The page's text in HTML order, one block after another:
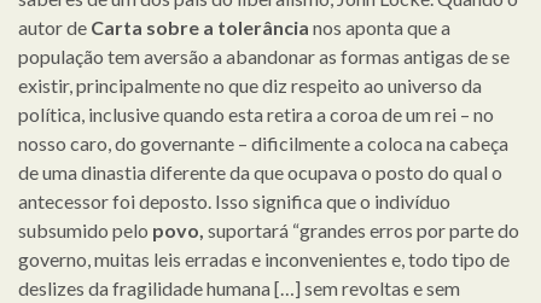
autor de Carta sobre a tolerância nos aponta que a
população tem aversão a abandonar as formas antigas de se
existir, principalmente no que diz respeito ao universo da
política, inclusive quando esta retira a coroa de um rei – no
nosso caro, do governante – dificilmente a coloca na cabeça
de uma dinastia diferente da que ocupava o posto do qual o
antecessor foi deposto. Isso significa que o indivíduo
subsumido pelo povo, suportará “grandes erros por parte do
governo, muitas leis erradas e inconvenientes e, todo tipo de
deslizes da fragilidade humana […] sem revoltas e sem